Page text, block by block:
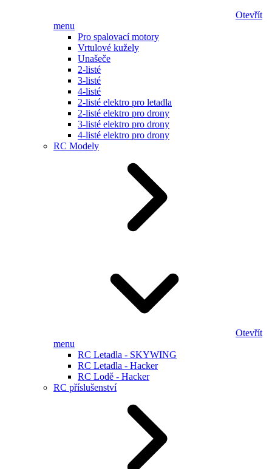
Otevřít
menu
Pro spalovací motory
Vrtulové kužely
Unašeče
2-listé
3-listé
4-listé
2-listé elektro pro letadla
2-listé elektro pro drony
3-listé elektro pro drony
4-listé elektro pro drony
RC Modely
Otevřít
menu
RC Letadla - SKYWING
RC Letadla - Hacker
RC Lodě - Hacker
RC příslušenství